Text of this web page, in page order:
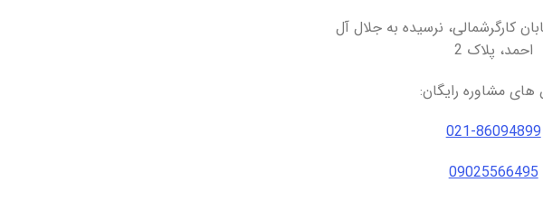
کارگرشمالی، نرسیده به جلال آل
احمد، پلاک 2
های مشاوره رایگان:
021-86094899
09025566495